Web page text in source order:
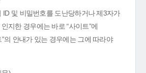
및 비밀번호를 도난당하거나 제3자가
지한 경우에는 바로 “사이트”에
”의 안내가 있는 경우에는 그에 따라야